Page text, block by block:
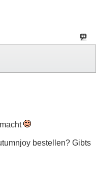
bestellen? Gibts